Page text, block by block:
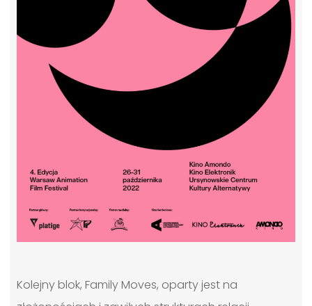
Kolejny blok, Family Moves, oparty jest na